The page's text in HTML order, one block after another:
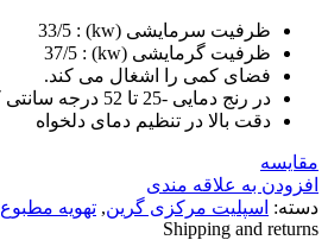
ظرفیت سرمایشی (kw) : 33/5
ظرفیت گرمایشی (kw) : 37/5
فضای کمی را اشغال می کند.
در رنج دمایی -25 تا 52 درجه سانتی کاربرد دارد.
دقت بالا در تنظیم دمای دلخواه
مقایسه
افزودن به علاقه مندی
دسته: اسپلیت مرکزی گرین, تهویه مطبوع
Shipping and returns